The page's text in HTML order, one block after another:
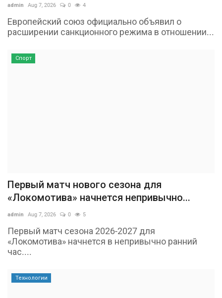
admin Aug 7, 2026 0 4
Европейский союз официально объявил о
расширении санкционного режима в отношении...
Спорт
Первый матч нового сезона для
«Локомотива» начнется непривычно...
admin Aug 7, 2026 0 5
Первый матч сезона 2026-2027 для
«Локомотива» начнется в непривычно ранний
час....
Технологии